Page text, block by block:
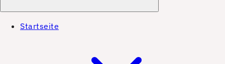
Startseite